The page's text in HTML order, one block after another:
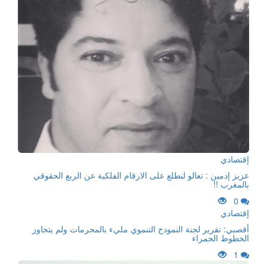
إقتصادي
عزيز إدمين : تعالو لنطلع على الارقام الفلكية عن الربع الحقوقي
بالمغرب !!
0
إقتصادي
أقصبي: تقرير لجنة النمودج التنموي مليء بالمحرمات ولم يتجاوز
الخطوط الحمراء
1